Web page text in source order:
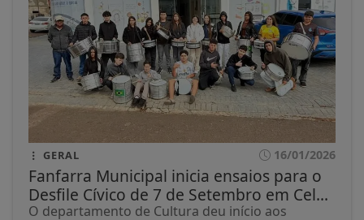
GERAL 16/01/2026
Fanfarra Municipal inicia ensaios para o
Desfile Cívico de 7 de Setembro em Cel...
O departamento de Cultura deu início aos